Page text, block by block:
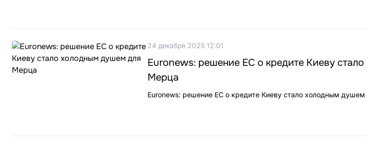
24 декабря 2025 12:01
Euronews: решение ЕС о кредите Киеву
Мерца
Euronews: решение ЕС о кредите Киеву стало холодным